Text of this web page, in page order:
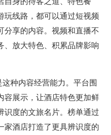
玩线路，都可以通过短视频
分享的内容。视频和直播不
、放大特色、积累品牌影响
种内容经营能力。平台围
容展示，让酒店特色更加鲜
识度的文旅名片。榜单通过
家酒店打造了更具辨识度的